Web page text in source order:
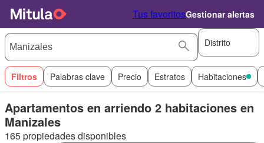
Tus favoritosGestionar alertas
Distrito
Filtros Palabras clave Precio Estratos Habitaciones
Apartamentos en arriendo 2 habitaciones en
Manizales
165 propiedades disponibles